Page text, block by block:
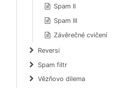
Spam II
Spam III
Závěrečné cvičení
Reversi
Spam filtr
Vězňovo dilema